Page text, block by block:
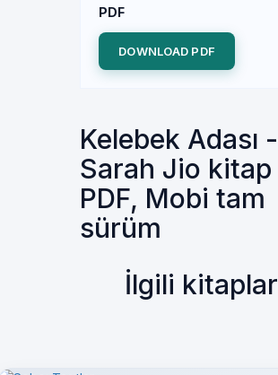
PDF
DOWNLOAD PDF
Kelebek Adası -
Sarah Jio kitap
PDF, Mobi tam
sürüm
İlgili kitaplar